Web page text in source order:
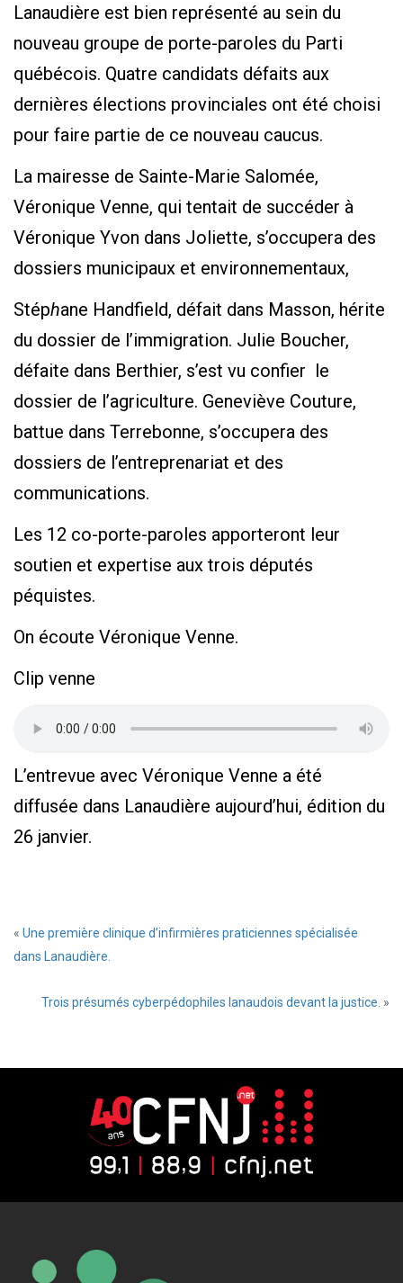
Lanaudière est bien représenté au sein du
nouveau groupe de porte-paroles du Parti
québécois. Quatre candidats défaits aux
dernières élections provinciales ont été choisi
pour faire partie de ce nouveau caucus.
La mairesse de Sainte-Marie Salomée,
Véronique Venne, qui tentait de succéder à
Véronique Yvon dans Joliette, s’occupera des
dossiers municipaux et environnementaux,
Stéphane Handfield, défait dans Masson, hérite
du dossier de l’immigration. Julie Boucher,
défaite dans Berthier, s’est vu confier le
dossier de l’agriculture. Geneviève Couture,
battue dans Terrebonne, s’occupera des
dossiers de l’entreprenariat et des
communications.
Les 12 co-porte-paroles apporteront leur
soutien et expertise aux trois députés
péquistes.
On écoute Véronique Venne.
Clip venne
L’entrevue avec Véronique Venne a été
diffusée dans Lanaudière aujourd’hui, édition du
26 janvier.
« Une première clinique d’infirmières praticiennes spécialisée
dans Lanaudière.
Trois présumés cyberpédophiles lanaudois devant la justice. »